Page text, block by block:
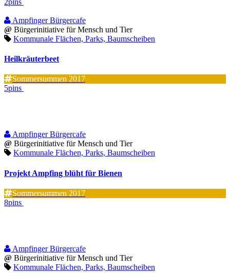
2pins
Ampfinger Bürgercafe
@ Bürgerinitiative für Mensch und Tier
Kommunale Flächen, Parks, Baumscheiben
Heilkräuterbeet
Sommersummen 2017
5pins
Ampfinger Bürgercafe
@ Bürgerinitiative für Mensch und Tier
Kommunale Flächen, Parks, Baumscheiben
Projekt Ampfing blüht für Bienen
Sommersummen 2017
8pins
Ampfinger Bürgercafe
@ Bürgerinitiative für Mensch und Tier
Kommunale Flächen, Parks, Baumscheiben